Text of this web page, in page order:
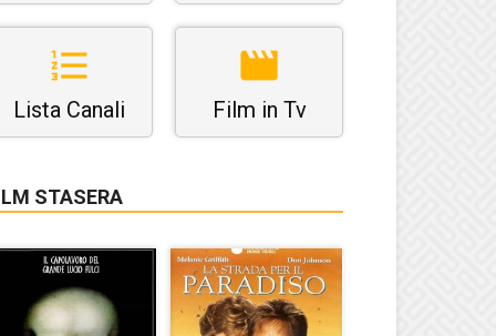
Lista Canali Film in Tv
STASERA